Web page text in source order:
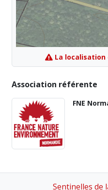
La
Association référente
FNE
Sentinelles de